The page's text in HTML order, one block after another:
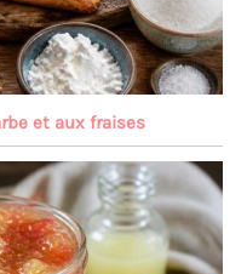
et aux fraises